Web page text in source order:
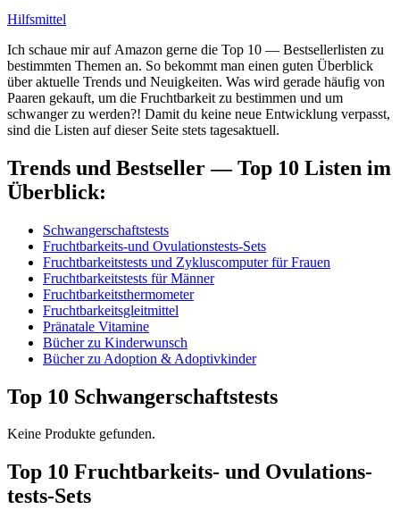
Hilfsmittel
Ich schaue mir auf Ama­zon ger­ne die Top 10 — Best­sel­ler­lis­ten zu
bestimm­ten The­men an. So bekommt man einen guten Über­blick
über aktu­el­le Trends und Neu­ig­kei­ten. Was wird gera­de häu­fig von
Paa­ren gekauft, um die Frucht­bar­keit zu bestim­men und um
schwan­ger zu wer­den?! Damit du kei­ne neue Ent­wick­lung ver­passt,
sind die Lis­ten auf die­ser Sei­te stets tages­ak­tu­ell.
Trends und Best­sel­ler — Top 10 Lis­ten im
Über­blick:
Schwan­ger­schafts­tests
Frucht­bar­keits-und Ovu­la­ti­ons­tests-Sets
Frucht­bar­keits­tests und Zyklus­com­pu­ter für Frau­en
Frucht­bar­keits­tests für Män­ner
Frucht­bar­keits­ther­mo­me­ter
Frucht­bar­keits­gleit­mit­tel
Prä­na­ta­le Vit­ami­ne
Bücher zu Kin­der­wunsch
Bücher zu Adop­ti­on & Adop­tiv­kin­der
Top 10 Schwan­ger­schafts­tests
Kei­ne Pro­duk­te gefun­den.
Top 10 Frucht­bar­keits- und Ovu­la­ti­ons­
tests-Sets